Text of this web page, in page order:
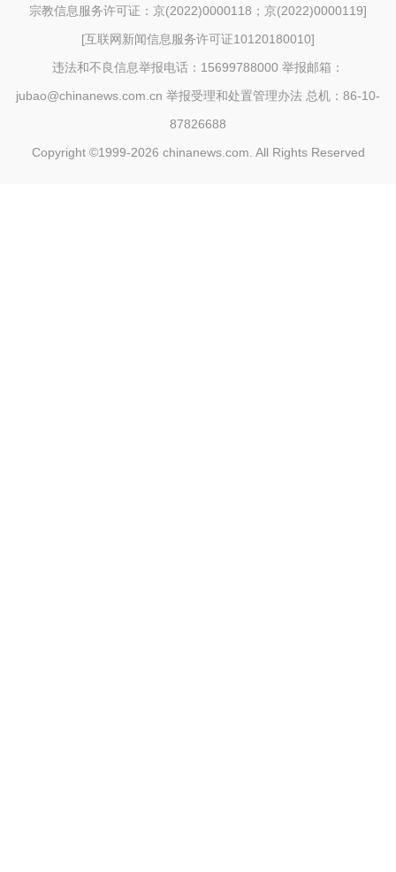
宗教信息服务许可证：京(2022)0000118；京(2022)0000119]
[互联网新闻信息服务许可证10120180010]
违法和不良信息举报电话：15699788000 举报邮箱：
jubao@chinanews.com.cn 举报受理和处置管理办法 总机：86-10-
87826688
Copyright ©1999-2026 chinanews.com. All Rights Reserved